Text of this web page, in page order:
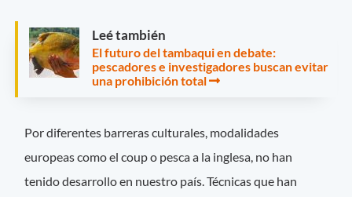
Leé también
El futuro del tambaqui en debate:
pescadores e investigadores buscan evitar
una prohibición total
Por diferentes barreras culturales, modalidades
europeas como el coup o pesca a la inglesa, no han
tenido desarrollo en nuestro país. Técnicas que han